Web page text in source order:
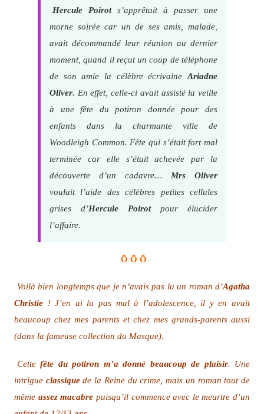
Hercule Poirots’apprêtait à passer une
morne soirée car un de ses amis, malade,
avait décommandé leur réunion au dernier
moment, quand il reçut un coup de téléphone
de son amie la célèbre écrivaineAriadne
Oliver. En effet, celle-ci avait assisté la veille
à une fête du potiron donnée pour des
enfants dans la charmante ville de
Woodleigh Common. Fête qui s’était fort mal
terminée car elle s’était achevée par la
découverte d’un cadavre… Mrs Oliver
voulait l’aide des célèbres petites cellules
grises d’Hercule Poirotpour élucider
l’affaire.
Ō Ō Ō
Voilà bien longtemps que je n’avais pas lu un roman d’Agatha
Christie! J’en ai lu pas mal à l’adolescence, il y en avait
beaucoup chez mes parents et chez mes grands-parents aussi
(dans la fameuse collection du Masque).
Cettefête du potiron m’a donné beaucoup de plaisir. Une
intrigue classiquede la Reine du crime, mais un roman tout de
même assez macabre puisqu’il commence avec le meurtre d’un